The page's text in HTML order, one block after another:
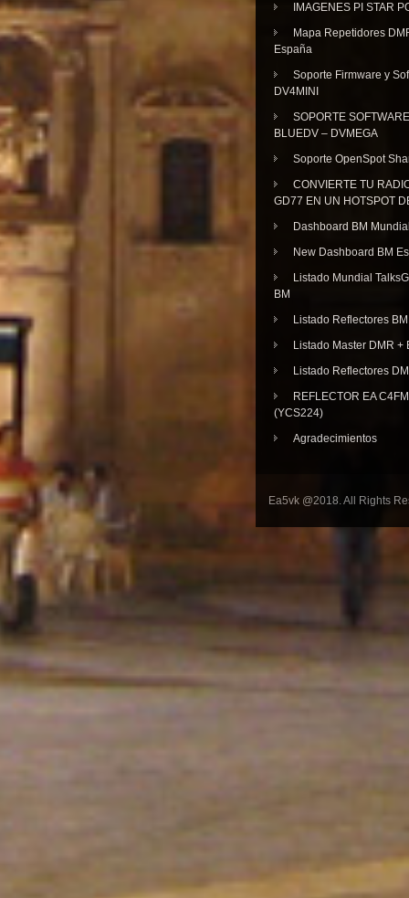
IMAGENES PI STAR
Mapa Repetidores
España
Soporte Firmware y
DV4MINI
SOPORTE SOFTWARE
BLUEDV – DVMEGA
Soporte OpenSpot
CONVIERTE TU
GD77 EN UN HOTSPOT
Dashboard BM
New Dashboard BM
Listado Mundial
BM
Listado Reflectores BM
Listado Master DMR +
Listado Reflectores
REFLECTOR EA
(YCS224)
Agradecimientos
Ea5vk @2018. All Rights